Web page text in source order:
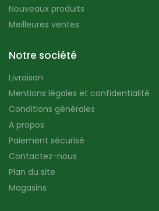
Nouveaux produits
Meilleures ventes
Notre société
Livraison
Mentions légales et confidentialité
Conditions générales
A propos
Paiement sécurisé
Contactez-nous
Plan du site
Magasins